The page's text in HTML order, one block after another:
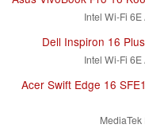
Intel Wi-Fi 6E
Dell Inspiron 16
Intel Wi-Fi 6E
Acer Swift Edge 16